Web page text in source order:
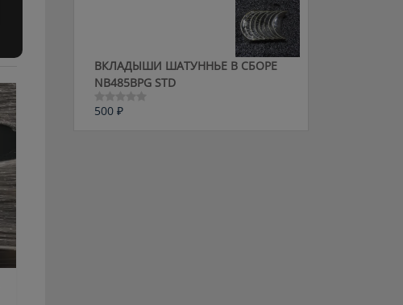
ВКЛАДЫШИ ШАТУННЬЕ В СБОРЕ
NB485BPG STD
Оценка
500 ₽